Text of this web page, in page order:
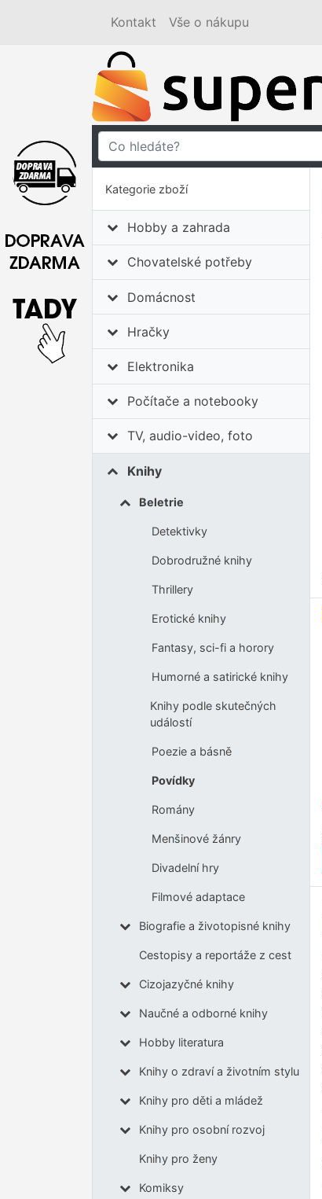
Kontakt Vše o nákupu
Kategorie zboží
Hobby a zahrada
Chovatelské potřeby
Domácnost
Hračky
Elektronika
Počítače a notebooky
TV, audio-video, foto
Knihy
Beletrie
Detektivky
Dobrodružné knihy
Thrillery
Erotické knihy
Fantasy, sci-fi a horory
Humorné a satirické knihy
Knihy podle skutečných
událostí
Poezie a básně
Povídky
Romány
Menšinové žánry
Divadelní hry
Filmové adaptace
Biografie a životopisné knihy
Cestopisy a reportáže z cest
Cizojazyčné knihy
Naučné a odborné knihy
Hobby literatura
Knihy o zdraví a životním stylu
Knihy pro děti a mládež
Knihy pro osobní rozvoj
Knihy pro ženy
Komiksy